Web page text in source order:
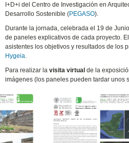
I+D+i del Centro de Investigación en
Desarrollo Sostenible (PEGASO).
Durante la jornada, celebrada el 19 de
de paneles explicativos de cada proyecto.
asistentes los objetivos y resultados de los
Hygeia.
Para realizar lavisita virtualde la
imágenes (los paneles pueden tardar unos